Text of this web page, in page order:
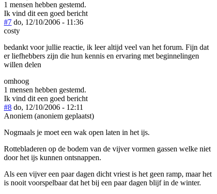
1 mensen hebben gestemd.
Ik vind dit een goed bericht
#7 do, 12/10/2006 - 11:36
costy
bedankt voor jullie reactie, ik leer altijd veel van het forum. Fijn dat
er liefhebbers zijn die hun kennis en ervaring met beginnelingen
willen delen
omhoog
1 mensen hebben gestemd.
Ik vind dit een goed bericht
#8 do, 12/10/2006 - 12:11
Anoniem (anoniem geplaatst)
Nogmaals je moet een wak open laten in het ijs.
Rottebladeren op de bodem van de vijver vormen gassen welke niet
door het ijs kunnen ontsnappen.
Als een vijver een paar dagen dicht vriest is het geen ramp, maar het
is nooit voorspelbaar dat het bij een paar dagen blijf in de winter.